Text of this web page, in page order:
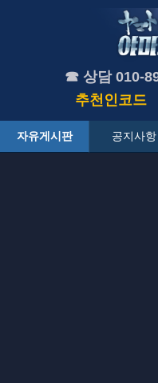
☎ 상담 010-
추천인코드
자유게시판 공지사항